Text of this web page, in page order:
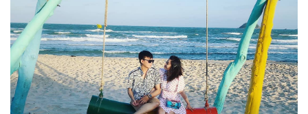
3. Coco Beach
Camp LaGi
4. Dinh Thầy Thím
5. Bãi tắm Tân Hải
6. Bãi Tắm LaGi